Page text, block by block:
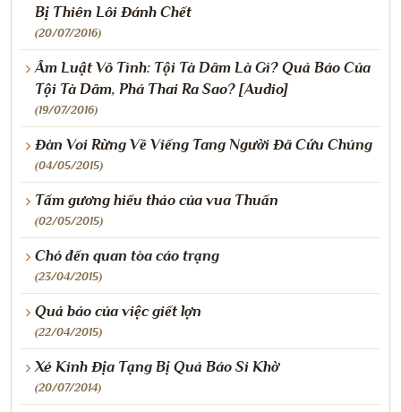
Bị Thiên Lôi Đánh Chết
(20/07/2016)
Âm Luật Vô Tình: Tội Tà Dâm Là Gì? Quả Báo Của
Tội Tà Dâm, Phá Thai Ra Sao? [Audio]
(19/07/2016)
Đàn Voi Rừng Về Viếng Tang Người Đã Cứu Chúng
(04/05/2015)
Tấm gương hiếu thảo của vua Thuấn
(02/05/2015)
Chó đến quan tòa cáo trạng
(23/04/2015)
Quả báo của việc giết lợn
(22/04/2015)
Xé Kinh Địa Tạng Bị Quả Báo Si Khờ
(20/07/2014)